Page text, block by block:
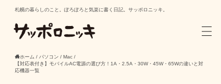
札幌の暮らしのこと。ぽろぽろと気楽に書く日記。サッポロニッキ。
ホーム / パソコン / Mac /
【対応表付き】モバイルAC電源の選び方！1A・2.5A・30W・45W・65Wの違いと対
応機器一覧